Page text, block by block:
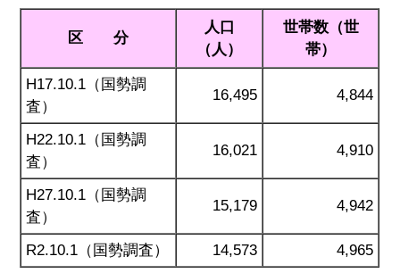
区 分
人口
（人）
世帯数（世
帯）
H17.10.1（国勢調
査）
16,495 4,844
H22.10.1（国勢調
査）
16,021 4,910
H27.10.1（国勢調
査）
15,179 4,942
R2.10.1（国勢調査） 14,573 4,965